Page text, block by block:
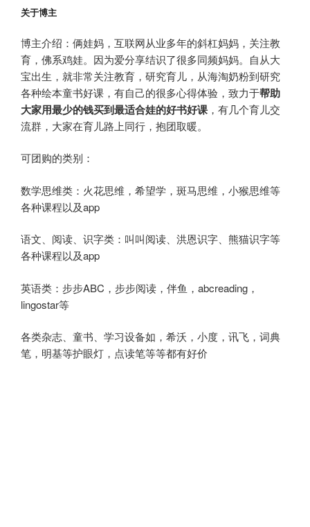
关于博主
博主介绍：俩娃妈，互联网从业多年的斜杠妈妈，关注教
育，佛系鸡娃。因为爱分享结识了很多同频妈妈。自从大
宝出生，就非常关注教育，研究育儿，从海淘奶粉到研究
各种绘本童书好课，有自己的很多心得体验，致力于帮助
大家用最少的钱买到最适合娃的好书好课 ，有几个育儿交
流群，大家在育儿路上同行，抱团取暖。
可团购的类别：
数学思维类：火花思维，希望学，斑马思维，小猴思维等
各种课程以及app
语文、阅读、识字类：叫叫阅读、洪恩识字、熊猫识字等
各种课程以及app
英语类：步步ABC，步步阅读，伴鱼，abcreading，
lingostar等
各类杂志、童书、学习设备如，希沃，小度，讯飞，词典
笔，明基等护眼灯，点读笔等等都有好价